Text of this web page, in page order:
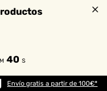
M 40 S
Envío gratis a partir de 100€*